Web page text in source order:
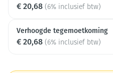
€ 20,68 (6% inclusief btw)
Verhoogde tegemoetkoming
€ 20,68 (6% inclusief btw)